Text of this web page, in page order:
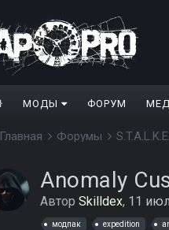
МОДЫ ФОРУМ
Главная Форумы
Anomaly
Автор Skilldex, 11
модпак expedition